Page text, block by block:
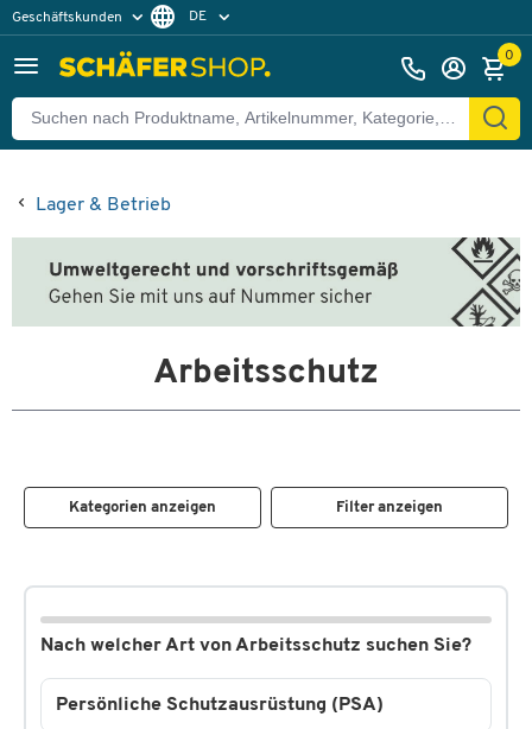
Geschäftskunden DE
0
Lager & Betrieb
Arbeitsschutz
Kategorien anzeigen Filter anzeigen
Nach welcher Art von Arbeitsschutz suchen Sie?
Persönliche Schutzausrüstung (PSA)